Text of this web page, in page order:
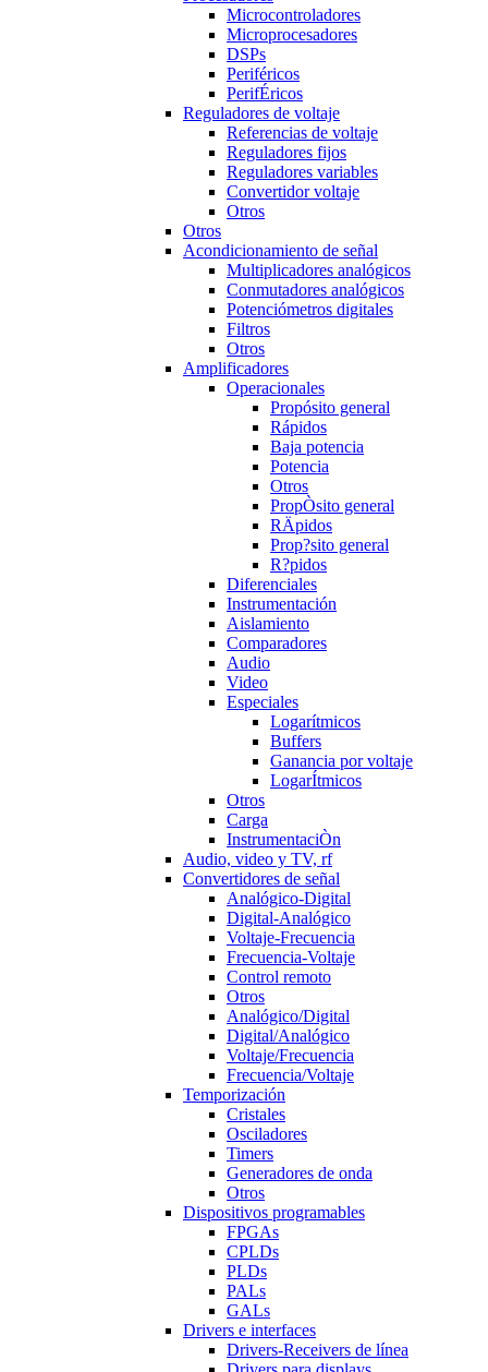
Microcontroladores
Microprocesadores
DSPs
Periféricos
PerifÉricos
Reguladores de voltaje
Referencias de voltaje
Reguladores fijos
Reguladores variables
Convertidor voltaje
Otros
Otros
Acondicionamiento de señal
Multiplicadores analógicos
Conmutadores analógicos
Potenciómetros digitales
Filtros
Otros
Amplificadores
Operacionales
Propósito general
Rápidos
Baja potencia
Potencia
Otros
PropÒsito general
RÄpidos
Prop?sito general
R?pidos
Diferenciales
Instrumentación
Aislamiento
Comparadores
Audio
Video
Especiales
Logarítmicos
Buffers
Ganancia por voltaje
LogarÍtmicos
Otros
Carga
InstrumentaciÒn
Audio, video y TV, rf
Convertidores de señal
Analógico-Digital
Digital-Analógico
Voltaje-Frecuencia
Frecuencia-Voltaje
Control remoto
Otros
Analógico/Digital
Digital/Analógico
Voltaje/Frecuencia
Frecuencia/Voltaje
Temporización
Cristales
Osciladores
Timers
Generadores de onda
Otros
Dispositivos programables
FPGAs
CPLDs
PLDs
PALs
GALs
Drivers e interfaces
Drivers-Receivers de línea